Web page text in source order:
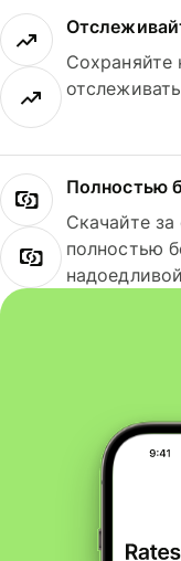
Полностью
Скачайте
полностью